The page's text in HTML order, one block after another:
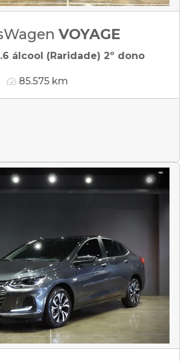
VOYAGE
álcool (Raridade) 2º dono
85.575 km